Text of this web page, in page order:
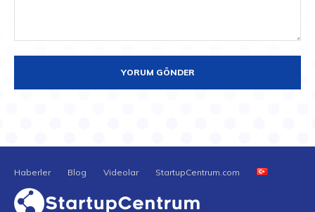
Haberler Blog Videolar StartupCentrum.com